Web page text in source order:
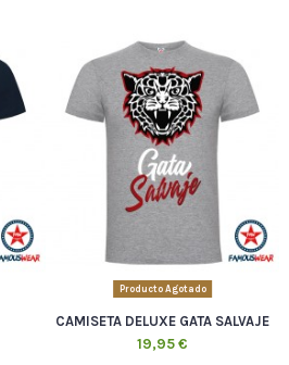
Producto Agotado
CAMISETA DELUXE GATA SALVAJE
19,95 €